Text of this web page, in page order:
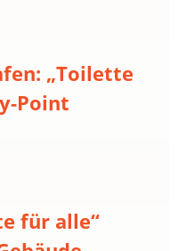
„Toilette
Point
für alle“